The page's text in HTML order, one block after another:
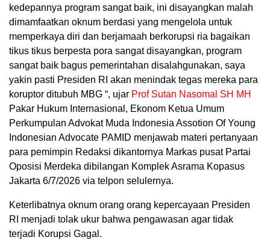
kedepannya program sangat baik, ini disayangkan malah
dimamfaatkan oknum berdasi yang mengelola untuk
memperkaya diri dan berjamaah berkorupsi ria bagaikan
tikus tikus berpesta pora sangat disayangkan, program
sangat baik bagus pemerintahan disalahgunakan, saya
yakin pasti Presiden RI akan menindak tegas mereka para
koruptor ditubuh MBG “, ujar Prof Sutan Nasomal SH MH
Pakar Hukum Internasional, Ekonom Ketua Umum
Perkumpulan Advokat Muda Indonesia Assotion Of Young
Indonesian Advocate PAMID menjawab materi pertanyaan
para pemimpin Redaksi dikantornya Markas pusat Partai
Oposisi Merdeka dibilangan Komplek Asrama Kopasus
Jakarta 6/7/2026 via telpon selulernya.
Keterlibatnya oknum orang orang kepercayaan Presiden
RI menjadi tolak ukur bahwa pengawasan agar tidak
terjadi Korupsi Gagal.